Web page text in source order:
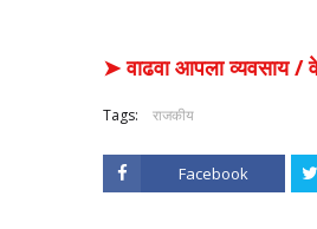
➤ वाढवा आपला व्यवसाय /
Tags: राजकीय
Facebook